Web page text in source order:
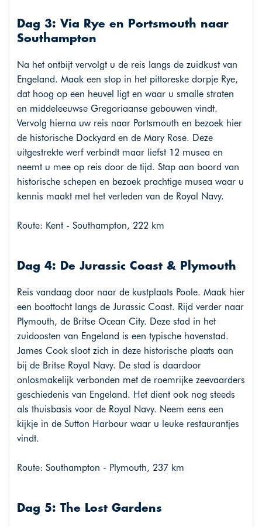
Dag 3: Via Rye en Portsmouth naar
Southampton
Na het ontbijt vervolgt u de reis langs de zuidkust van
Engeland. Maak een stop in het pittoreske dorpje Rye,
dat hoog op een heuvel ligt en waar u smalle straten
en middeleeuwse Gregoriaanse gebouwen vindt.
Vervolg hierna uw reis naar Portsmouth en bezoek hier
de historische Dockyard en de Mary Rose. Deze
uitgestrekte werf verbindt maar liefst 12 musea en
neemt u mee op reis door de tijd. Stap aan boord van
historische schepen en bezoek prachtige musea waar u
kennis maakt met het verleden van de Royal Navy.
Route: Kent - Southampton, 222 km
Dag 4: De Jurassic Coast & Plymouth
Reis vandaag door naar de kustplaats Poole. Maak hier
een boottocht langs de Jurassic Coast. Rijd verder naar
Plymouth, de Britse Ocean City. Deze stad in het
zuidoosten van Engeland is een typische havenstad.
James Cook sloot zich in deze historische plaats aan
bij de Britse Royal Navy. De stad is daardoor
onlosmakelijk verbonden met de roemrijke zeevaarders
geschiedenis van Engeland. Het dient ook nog steeds
als thuisbasis voor de Royal Navy. Neem eens een
kijkje in de Sutton Harbour waar u leuke restaurantjes
vindt.
Route: Southampton - Plymouth, 237 km
Dag 5: The Lost Gardens